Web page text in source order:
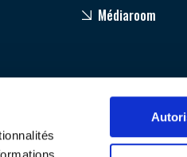
Médiaroom